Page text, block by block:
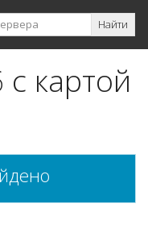
Найти
картой